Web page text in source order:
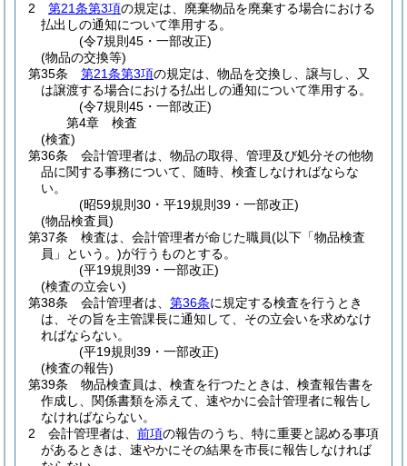
2
第21条第3項の規定は、廃棄物品を廃棄する場合における
払出しの通知について準用する。
(令7規則45・一部改正)
(物品の交換等)
第35条
第21条第3項の規定は、物品を交換し、譲与し、又
は譲渡する場合における払出しの通知について準用する。
(令7規則45・一部改正)
第4章
検査
(検査)
第36条
会計管理者は、物品の取得、管理及び処分その他物
品に関する事務について、随時、検査しなければならな
い。
(昭59規則30・平19規則39・一部改正)
(物品検査員)
第37条
検査は、会計管理者が命じた職員(以下「物品検査
員」という。)が行うものとする。
(平19規則39・一部改正)
(検査の立会い)
第38条
会計管理者は、 第36条に規定する検査を行うとき
は、その旨を主管課長に通知して、その立会いを求めなけ
ればならない。
(平19規則39・一部改正)
(検査の報告)
第39条
物品検査員は、検査を行つたときは、検査報告書を
作成し、関係書類を添えて、速やかに会計管理者に報告し
なければならない。
2
会計管理者は、 前項の報告のうち、特に重要と認める事項
があるときは、速やかにその結果を市長に報告しなければ